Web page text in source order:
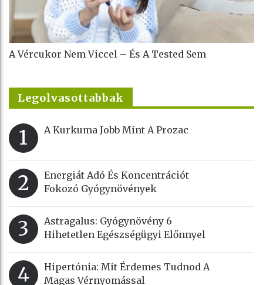
A Vércukor Nem Viccel – És A Tested Sem
Legolvasottabbak
1 A Kurkuma Jobb Mint A Prozac
2
Energiát Adó És Koncentrációt
Fokozó Gyógynövények
3
Astragalus: Gyógynövény 6
Hihetetlen Egészségügyi Előnnyel
4
Hipertónia: Mit Érdemes Tudnod A
Magas Vérnyomással